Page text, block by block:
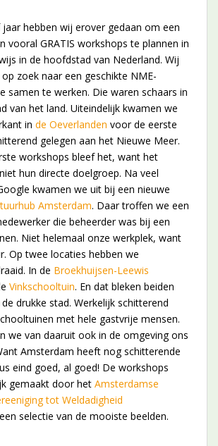
jaar hebben wij erover gedaan om een
vooral GRATIS workshops te plannen in
in de hoofdstad van Nederland. Wij
zoek naar een geschikte NME-
samen te werken. Die waren schaars in
van het land. Uiteindelijk kwamen we
in de Oeverlanden voor de eerste
gelegen aan het Nieuwe Meer.
workshops bleef het, want het
hun directe doelgroep. Na veel
kwamen we uit bij een nieuwe
Amsterdam. Daar troffen we een
die beheerder was bij een
Niet helemaal onze werkplek, want
Op twee locaties hebben we
In de Broekhuijsen-Leewis
Vinkschooltuin. En dat bleken beiden
drukke stad. Werkelijk schitterend
met hele gastvrije mensen.
we van daaruit ook in de omgeving ons
Amsterdam heeft nog schitterende
eind goed, al goed! De workshops
gemaakt door het Amsterdamse
tot Weldadigheid
selectie van de mooiste beelden.